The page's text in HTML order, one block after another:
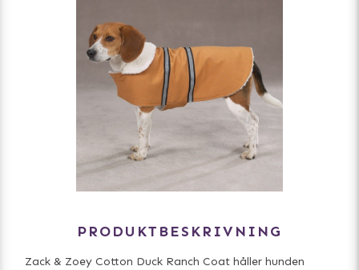
PRODUKTBESKRIVNING
Zack & Zoey Cotton Duck Ranch Coat håller hunden